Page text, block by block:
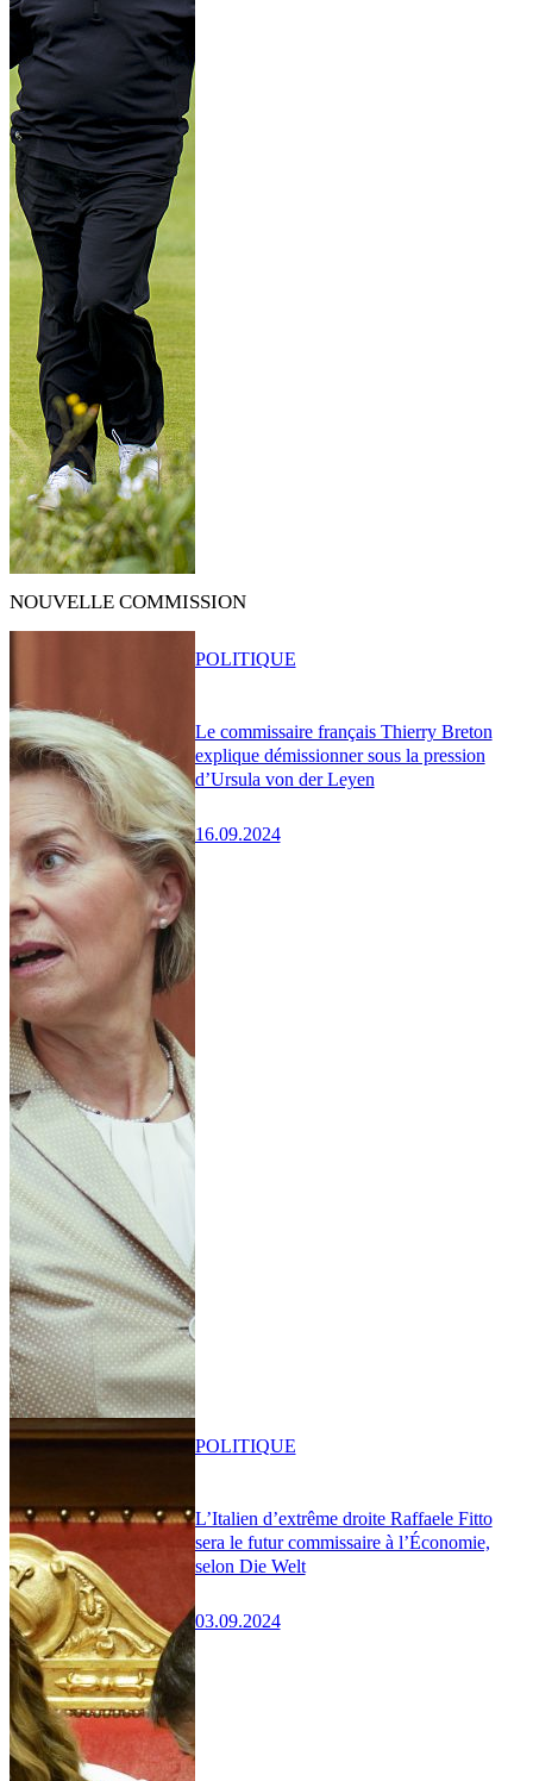
NOUVELLE COMMISSION
Le commissaire français Thierry Breton
explique démissionner sous la pression
d’Ursula von der Leyen
16.09.2024
POLITIQUE
L’Italien d’extrême droite Raffaele Fitto
sera le futur commissaire à l’Économie,
selon Die Welt
03.09.2024
POLITIQUE